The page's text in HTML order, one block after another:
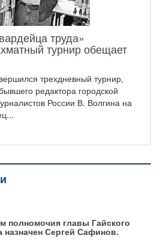
труда»
турнир обещает
трехдневный турнир,
редактора городской
России В. Волгина на
полномочия главы Гайского
назначен Сергей Сафинов.